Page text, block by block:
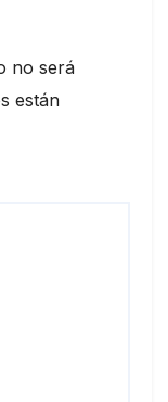
no será
están